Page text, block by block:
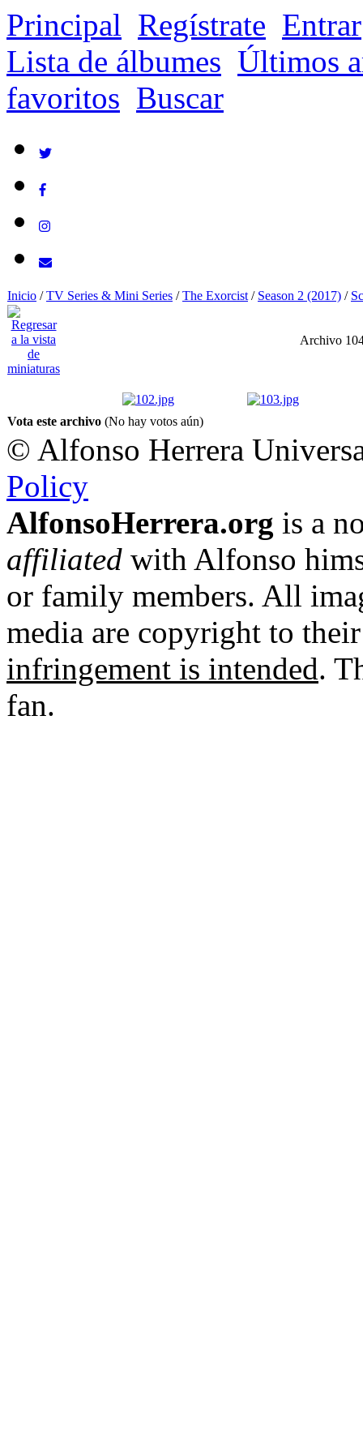
Principal Regístrate Entrar
Lista de álbumes Últimos
favoritos Buscar
Inicio /TV Series & Mini Series /The Exorcist / Season 2 (2017) /
Archivo
Vota este archivo (No hay votos aún)
© Alfonso Herrera
Policy
AlfonsoHerrera.org is a
affiliated with Alfonso
or family members. All
media are copyright to
infringement is intended.
fan.